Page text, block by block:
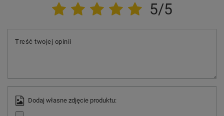
5/5
Treść twojej opinii
Dodaj własne zdjęcie produktu: